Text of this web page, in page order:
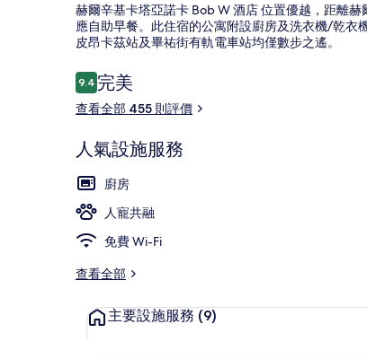
赫爾辛基卡塔亞諾卡 Bob W 酒店 位置優越，距離
應自助早餐。此住宿的公寓附設廚房及洗衣機/乾衣
皮昂卡茲站及畢祐街有軌電車站均僅數步之遙。
評
價
9.49.4 分，滿分 10 分，
完美
查看全部 455 則評價
人氣設施服務
廚房
人寵共融
免費 Wi-Fi
查看全部
主要設施服務 (9)